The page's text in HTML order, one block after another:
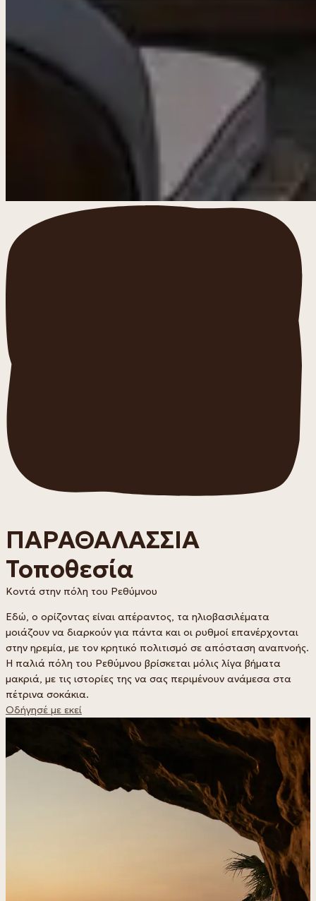
ΠΑΡΑΘΑΛΑΣΣΙΑ
Τοποθεσία
Κοντά στην πόλη του Ρεθύμνου
Εδώ, ο ορίζοντας είναι απέραντος, τα ηλιοβασιλέματα
μοιάζουν να διαρκούν για πάντα και οι ρυθμοί επανέρχονται
στην ηρεμία, με τον κρητικό πολιτισμό σε απόσταση αναπνοής.
Η παλιά πόλη του Ρεθύμνου βρίσκεται μόλις λίγα βήματα
μακριά, με τις ιστορίες της να σας περιμένουν ανάμεσα στα
πέτρινα σοκάκια.
Οδήγησέ με εκεί